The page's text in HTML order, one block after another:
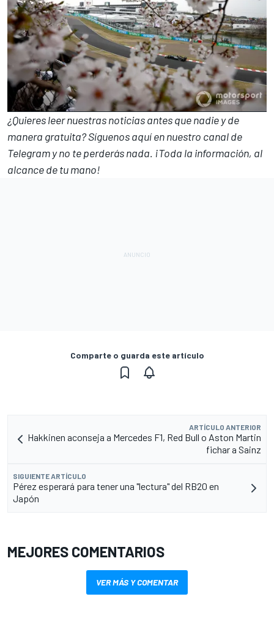
¿Quieres leer nuestras noticias antes que nadie y de
manera gratuita? Síguenosaquí en nuestro canal de
Telegramy no te perderás nada. ¡Toda la información, al
alcance de tu mano!
Comparte o guarda este artículo
ARTÍCULO ANTERIOR
Hakkinen aconseja a Mercedes F1, Red Bull o Aston Martin
fichar a Sainz
SIGUIENTE ARTÍCULO
Pérez esperará para tener una "lectura" del RB20 en
Japón
MEJORES COMENTARIOS
VER MÁS Y COMENTAR